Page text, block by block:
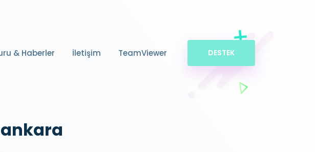
& Haberler İletişim TeamViewer DESTEK